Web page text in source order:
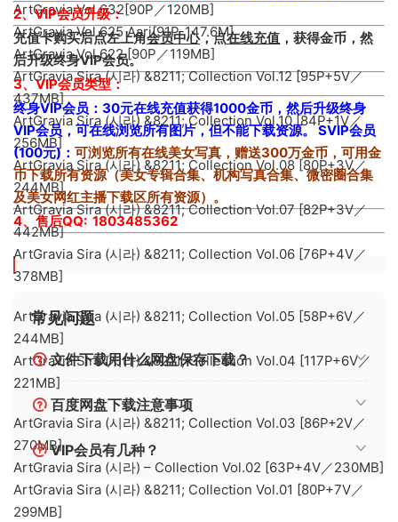
ArtGravia Vol.632[90P／120MB]
ArtGravia Vol.625 Aari[91P-147.6M]
ArtGravia Vol.622 [90P／119MB]
ArtGravia Sira (시라) &8211; Collection Vol.12 [95P+5V／
437MB]
ArtGravia Sira (시라) &8211; Collection Vol.10 [84P+1V／
256MB]
ArtGravia Sira (시라) &8211; Collection Vol.08 [80P+3V／
244MB]
ArtGravia Sira (시라) &8211; Collection Vol.07 [82P+3V／
442MB]
ArtGravia Sira (시라) &8211; Collection Vol.06 [76P+4V／
378MB]
ArtGravia Sira (시라) &8211; Collection Vol.05 [58P+6V／
244MB]
ArtGravia Sira (시라) &8211; Collection Vol.04 [117P+6V／
221MB]
ArtGravia Sira (시라) &8211; Collection Vol.03 [86P+2V／
270MB]
ArtGravia Sira (시라) – Collection Vol.02 [63P+4V／230MB]
ArtGravia Sira (시라) &8211; Collection Vol.01 [80P+7V／
299MB]
2、VIP会员升级：
充值卡购买后点左上角会员中心，点在线充值 ，获得金币，然
后升级终身VIP会员。
3、VIP会员类型：
终身VIP会员：30元在线充值获得1000金币，然后升级终身
VIP会员，可在线浏览所有图片，但不能下载资源。SVIP会员
(100元)： 可浏览所有在线美女写真，赠送300万金币，可用金
币下载所有资源（美女专辑合集、机构写真合集、微密圈合集
及美女网红主播下载区所有资源）。
4、售后QQ: 1803485362
常见问题
文件下载用什么网盘保存下载？
百度网盘下载注意事项
VIP会员有几种？